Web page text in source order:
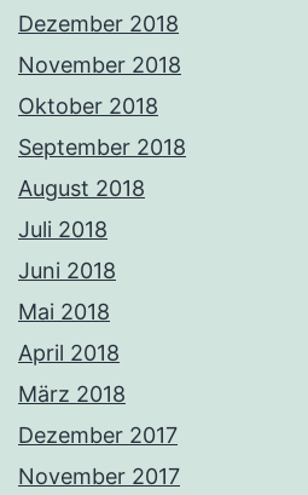
Dezember 2018
November 2018
Oktober 2018
September 2018
August 2018
Juli 2018
Juni 2018
Mai 2018
April 2018
März 2018
Dezember 2017
November 2017